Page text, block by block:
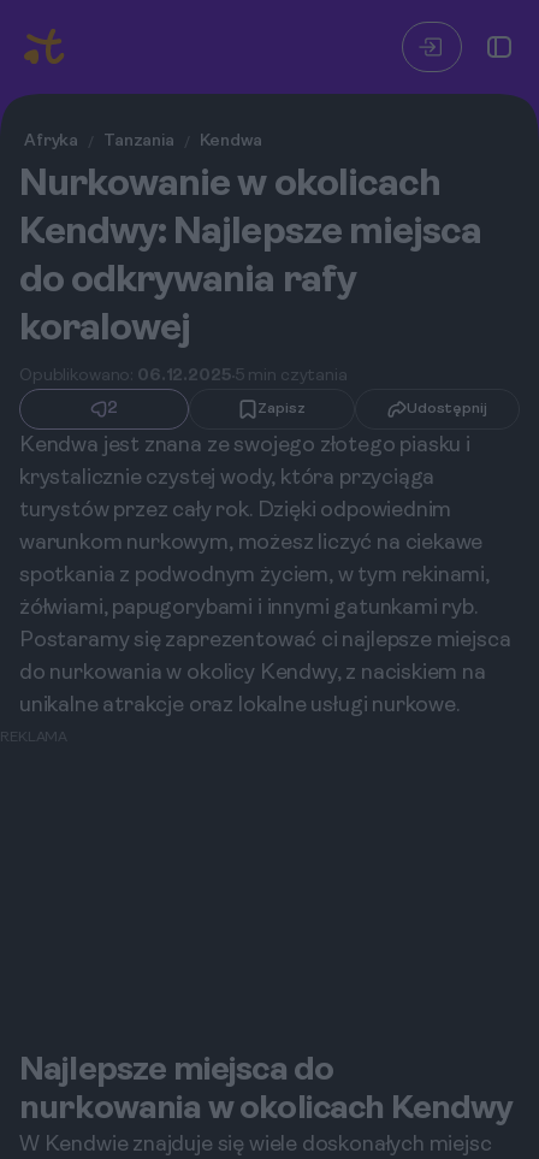
Afryka / Tanzania / Kendwa
Nurkowanie w okolicach
Kendwy: Najlepsze miejsca
do odkrywania rafy
koralowej
Opublikowano: 06.12.2025 5 min czytania
2
Zapisz Udostępnij
Kendwa jest znana ze swojego złotego piasku i
krystalicznie czystej wody, która przyciąga
turystów przez cały rok. Dzięki odpowiednim
warunkom nurkowym, możesz liczyć na ciekawe
spotkania z podwodnym życiem, w tym rekinami,
żółwiami, papugorybami i innymi gatunkami ryb.
Postaramy się zaprezentować ci najlepsze miejsca
do nurkowania w okolicy Kendwy, z naciskiem na
unikalne atrakcje oraz lokalne usługi nurkowe.
REKLAMA
Najlepsze miejsca do
nurkowania w okolicach Kendwy
W Kendwie znajduje się wiele doskonałych miejsc